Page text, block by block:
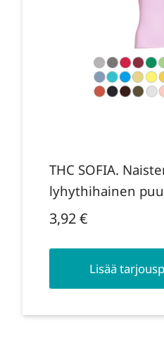
THC SOFIA.
lyhythihainen
3,92€
Lisää